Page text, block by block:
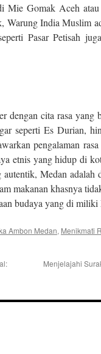
Mie Gomak Aceh
India Muslim
Pasar Petisah
dengan cita rasa yang
seperti Es Durian,
pengalaman
etnis yang hidup di
autentik, Medan
makanan khasnya
budaya yang di miliki
Ambon Medan, Menikmati
Menjelajahi